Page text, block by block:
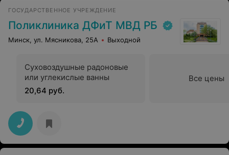
ГОСУДАРСТВЕННОЕ УЧРЕЖДЕНИЕ
Поликлиника ДФиТ МВД РБ
Минск, ул. Мясникова, 25А Выходной
Суховоздушные радоновые
или углекислые ванны
20,64 руб.
Все цены